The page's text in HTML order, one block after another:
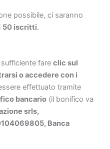
possibile, ci saranno
50 iscritti.
fare clic sul
o accedere con i
effettuato tramite
bancario (il bonifico va
srls,
Banca